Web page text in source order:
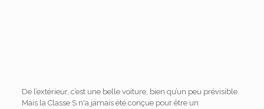
De l’extérieur, c’est une belle voiture, bien qu’un peu prévisible.
Mais la Classe S n'a jamais été conçue pour être un